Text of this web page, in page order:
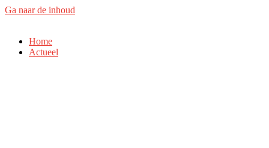
Ga naar de inhoud
Home
Actueel